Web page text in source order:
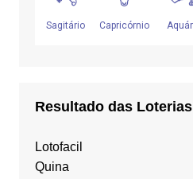
Resultado das Loterias
Lotofacil
Quina